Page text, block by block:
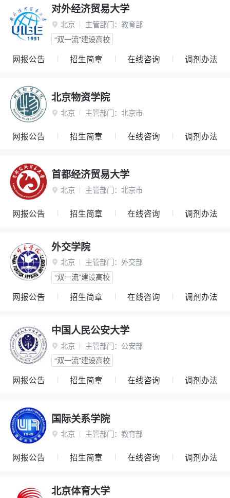
对外经济贸易大学
 北京 主管部门： 教育部
“双一流”建设高校
网报公告 招生简章 在线咨询 调剂办法
北京物资学院
 北京 主管部门： 北京市
网报公告 招生简章 在线咨询 调剂办法
首都经济贸易大学
 北京 主管部门： 北京市
网报公告 招生简章 在线咨询 调剂办法
外交学院
 北京 主管部门： 外交部
“双一流”建设高校
网报公告 招生简章 在线咨询 调剂办法
中国人民公安大学
 北京 主管部门： 公安部
“双一流”建设高校
网报公告 招生简章 在线咨询 调剂办法
国际关系学院
 北京 主管部门： 教育部
网报公告 招生简章 在线咨询 调剂办法
北京体育大学